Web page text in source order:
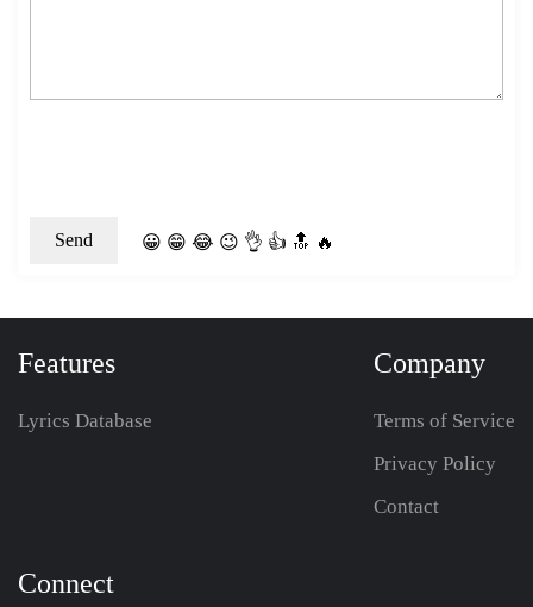
😀 😁 😂 😉 👌 👍 🔝 🔥
Features
Lyrics Database
Company
Terms of Service
Privacy Policy
Contact
Connect